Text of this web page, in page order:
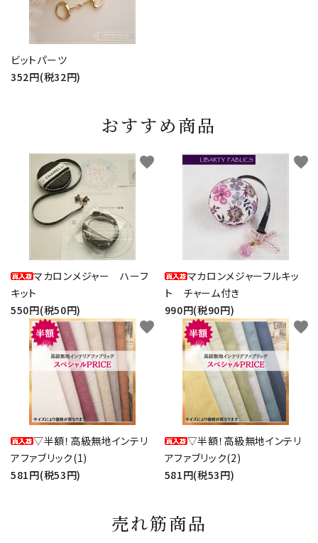
ビットパーツ
352円(税32円)
おすすめ商品
マカロンメジャー ハーフ
キット
550円(税50円)
favorite
マカロンメジャーフルキッ
ト チャーム付き
990円(税90円)
favorite
▽半額！高級無地インテリ
アファブリック(1)
581円(税53円)
favorite
▽半額！高級無地インテリ
アファブリック(2)
581円(税53円)
favorite
売れ筋商品